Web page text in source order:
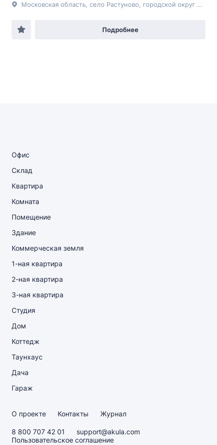
Московская область, село Растуново, городской округ Домодедово, 153,
Подробнее
Офис
Склад
Квартира
Комната
Помещение
Здание
Коммерческая земля
1-ная квартира
2-ная квартира
3-ная квартира
Студия
Дом
Коттедж
Таунхаус
Дача
Гараж
О проекте Контакты Журнал
8 800 707 42 01
support@akula.com
Пользовательское соглашение